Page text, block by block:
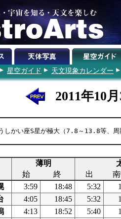
星空ガイド 天文現象カレンダー
2011年10
しかい座S星が極大（7.8～13.8等、周
薄明
始
終 出
3:59 18:48 5:32
4:05 18:45 5:32
4:13 18:52 5:40